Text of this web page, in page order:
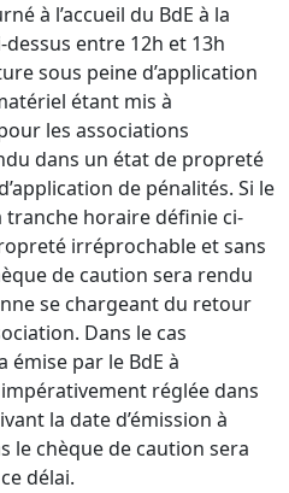
à l’accueil du BdE à la
entre 12h et 13h
sous peine d’application
étant mis à
les associations
dans un état de propreté
de pénalités. Si le
horaire définie ci-
irréprochable et sans
de caution sera rendu
se chargeant du retour
Dans le cas
par le BdE à
réglée dans
la date d’émission à
le chèque de caution sera
délai.